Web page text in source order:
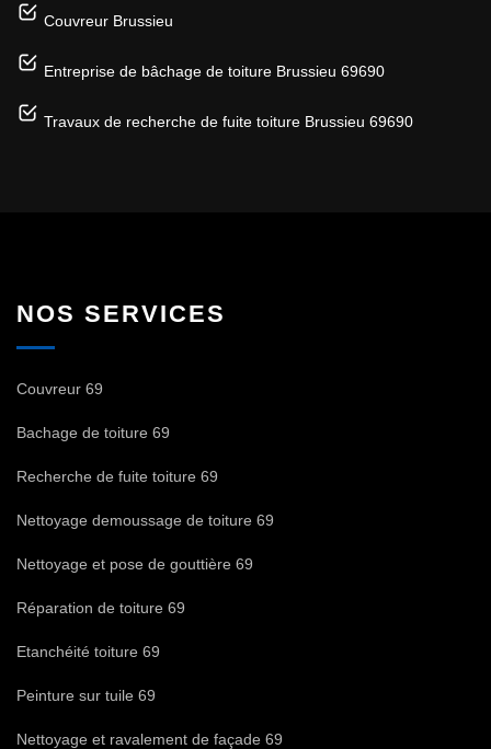
Couvreur Brussieu
Entreprise de bâchage de toiture Brussieu 69690
Travaux de recherche de fuite toiture Brussieu 69690
NOS SERVICES
Couvreur 69
Bachage de toiture 69
Recherche de fuite toiture 69
Nettoyage demoussage de toiture 69
Nettoyage et pose de gouttière 69
Réparation de toiture 69
Etanchéité toiture 69
Peinture sur tuile 69
Nettoyage et ravalement de façade 69